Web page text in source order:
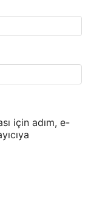
için adım, e-